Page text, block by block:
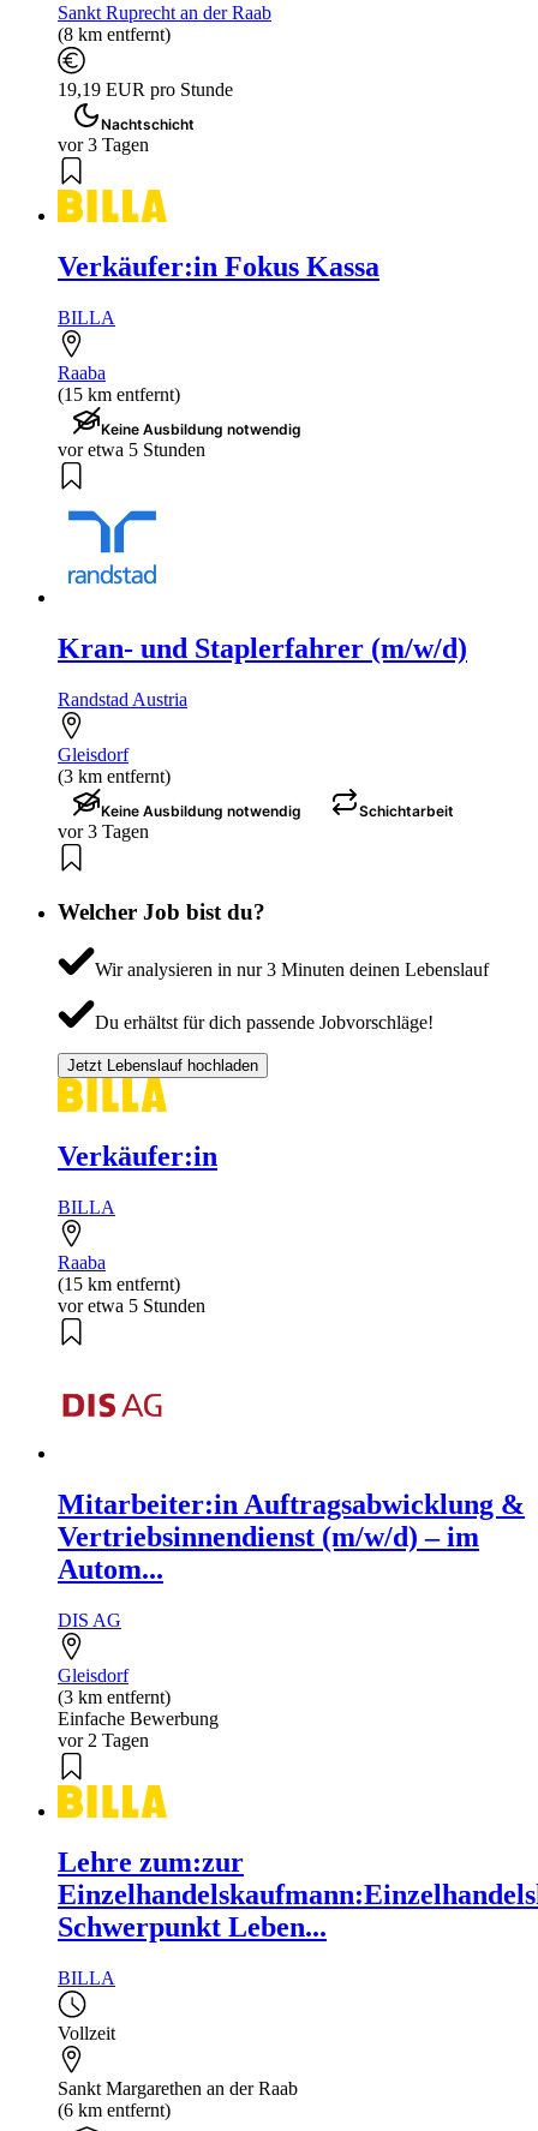
Sankt Ruprecht an der Raab
(8 km entfernt)
19,19 EUR pro Stunde
Nachtschicht
vor 3 Tagen
Verkäufer:in Fokus Kassa
BILLA
Raaba
(15 km entfernt)
Keine Ausbildung notwendig
vor etwa 5 Stunden
Kran- und Staplerfahrer (m/w/d)
Randstad Austria
Gleisdorf
(3 km entfernt)
Keine Ausbildung notwendig Schichtarbeit
vor 3 Tagen
Welcher Job bist du?
Wir analysieren in nur 3 Minuten deinen Lebenslauf
Du erhältst für dich passende Jobvorschläge!
Jetzt Lebenslauf hochladen
Verkäufer:in
BILLA
Raaba
(15 km entfernt)
vor etwa 5 Stunden
Mitarbeiter:in Auftragsabwicklung &
Vertriebsinnendienst (m/w/d) – im
Autom...
DIS AG
Gleisdorf
(3 km entfernt)
Einfache Bewerbung
vor 2 Tagen
Lehre zum:zur
Schwerpunkt Leben...
BILLA
Vollzeit
Sankt Margarethen an der Raab
(6 km entfernt)